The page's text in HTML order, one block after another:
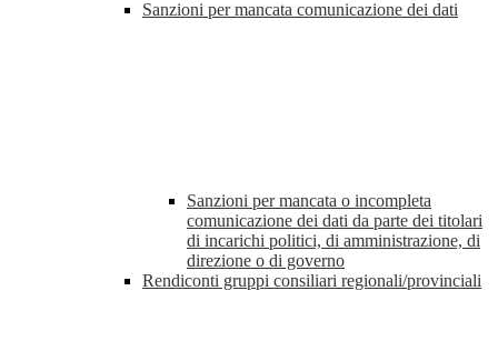
Sanzioni per mancata comunicazione dei dati
Sanzioni per mancata o incompleta
comunicazione dei dati da parte dei titolari
di incarichi politici, di amministrazione, di
direzione o di governo
Rendiconti gruppi consiliari regionali/provinciali